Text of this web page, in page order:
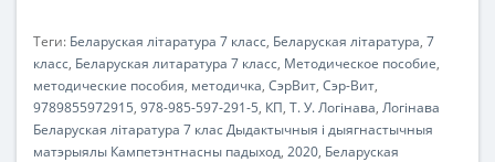
Теги: Беларуская лiтаратура 7 класс, Беларуская лiтаратура, 7
класс, Беларуская литаратура 7 класс, Методическое пособие,
методические пособия, методичка, СэрВит, Сэр-Вит,
9789855972915, 978-985-597-291-5, КП, Т. У. Логінава, Логінава
Беларуская лiтаратура 7 клас Дыдактычныя і дыягнастычныя
матэрыялы Кампетэнтнасны падыход, 2020, Беларуская